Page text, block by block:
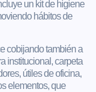
un kit de higiene
hábitos de
cobijando también a
institucional, carpeta
útiles de oficina,
elementos, que